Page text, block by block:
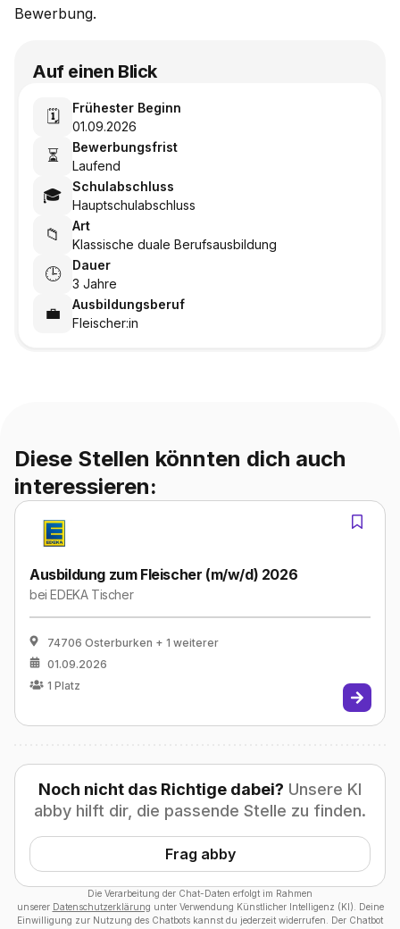
Bewerbung.
Auf einen Blick
🗓️
Frühester Beginn
01.09.2026
⏳
Bewerbungsfrist
Laufend
🎓
Schulabschluss
Hauptschulabschluss
📁
Art
Klassische duale Berufsausbildung
🕒
Dauer
3 Jahre
💼
Ausbildungsberuf
Fleischer:in
Diese Stellen könnten dich auch
interessieren:
Ausbildung zum Fleischer (m/w/d) 2026
beiEDEKA Tischer
74706 Osterburken + 1 weiterer
01.09.2026
1 Platz
Noch nicht das Richtige dabei? Unsere KI
abby hilft dir, die passende Stelle zu finden.
Frag abby
Die Verarbeitung der Chat-Daten erfolgt im Rahmen
unserer Datenschutzerklärung unter Verwendung Künstlicher Intelligenz (KI). Deine
Einwilligung zur Nutzung des Chatbots kannst du jederzeit widerrufen. Der Chatbot